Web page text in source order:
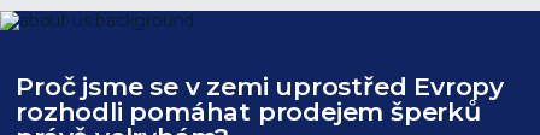
Proč jsme se v zemi uprostřed Evropy
rozhodli pomáhat prodejem šperků